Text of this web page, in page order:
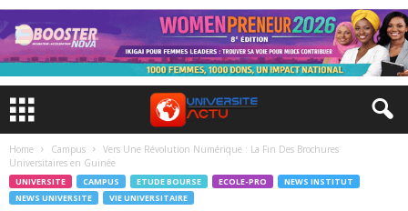
Home Campus
Vers Une Révolution Numérique : La Fin Des Brochures
Universitaires en Guinée
UNIVERSITE CAMPUS ETUDE BOURSE ECOLE-PRO
NEWS INSTITUT
NEWS UNIVERSITE
VIE UNIVERSITAIRE